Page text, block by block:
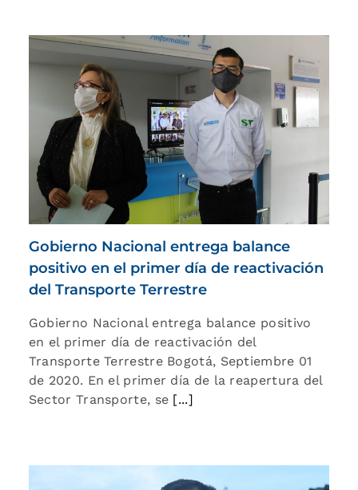
Gobierno Nacional entrega balance
positivo en el primer día de reactivación
del Transporte Terrestre
Gobierno Nacional entrega balance positivo
en el primer día de reactivación del
Transporte Terrestre Bogotá, Septiembre 01
de 2020. En el primer día de la reapertura del
Sector Transporte, se [...]